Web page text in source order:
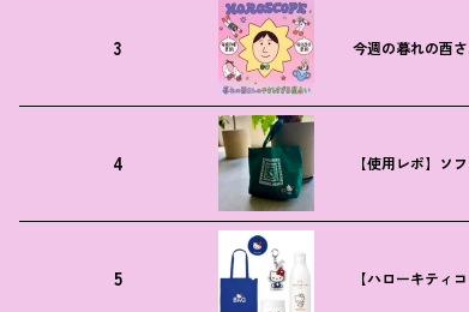
3 今週の暮れの酉
4 【使用レポ】ソ
5 【ハローキティ